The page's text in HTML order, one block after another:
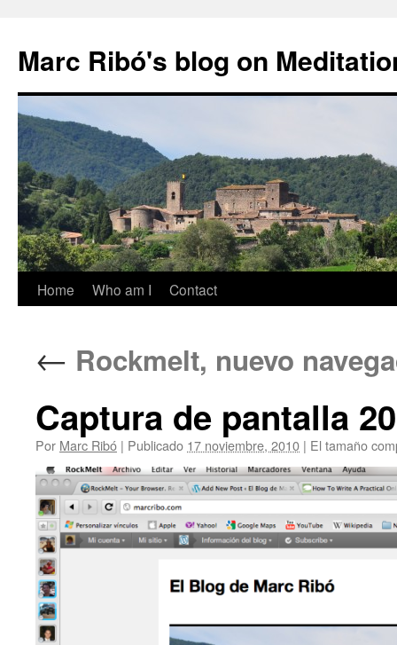
Marc Ribó's blog on
Saltar
contenido
Home Who am I Contact
← Rockmelt, nuevo
Captura de pantalla
Por Marc Ribó | Publicado 17 noviembre, 2010 | El tamaño